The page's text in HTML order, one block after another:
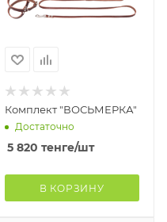
Комплект "ВОСЬМЕРКА"
Достаточно
5 820 тенге/шт
В КОРЗИНУ